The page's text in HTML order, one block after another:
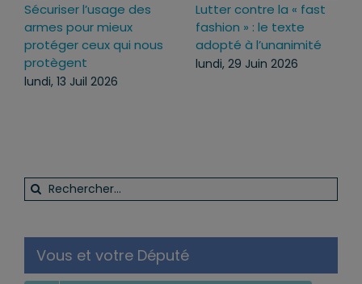
Loi d’urgence agricole :
pourquoi j’ai voté pour
ce texte
mercredi, 22 Juil 2026
Projet de loi RIPOST :
des réponses fermes
face aux atteintes à
l’ordre public du
Rechercher:
Vous et votre Député